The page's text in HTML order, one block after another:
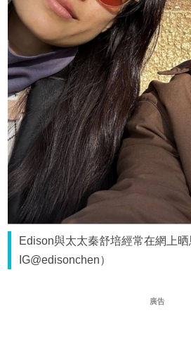
Edison與太太秦舒培經常在網上晒
IG@edisonchen）
廣告